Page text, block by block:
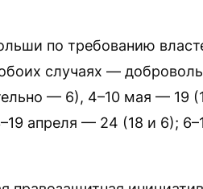
по требованию
случаях —
— 6), 4–10 мая — 19
апреля — 24 (18 и 6);